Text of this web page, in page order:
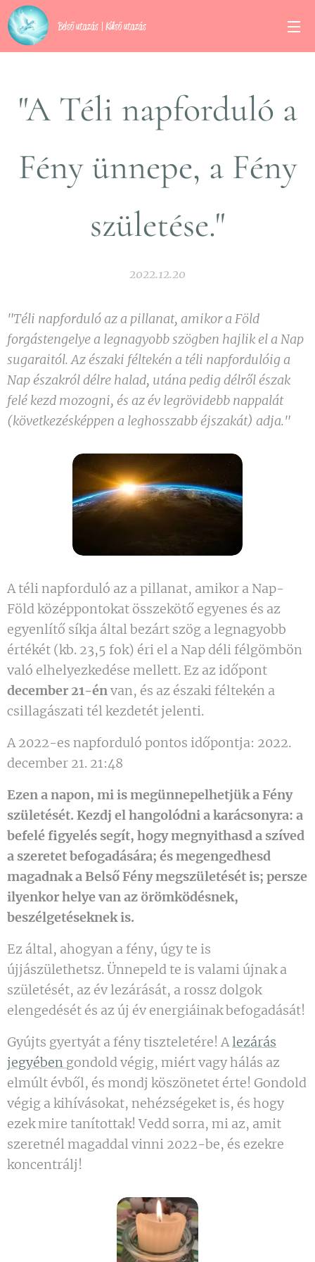
Belső utazás | Külső utazás
"A Téli napforduló a
Fény ünnepe, a Fény
születése."
2022.12.20
"Téli napforduló az a pillanat, amikor a Föld
forgástengelye a legnagyobb szögben hajlik el a Nap
sugaraitól. Az északi féltekén a téli napfordulóig a
Nap északról délre halad, utána pedig délről észak
felé kezd mozogni, és az év legrövidebb nappalát
(következésképpen a leghosszabb éjszakát) adja."
A téli napforduló az a pillanat, amikor a Nap-
Föld középpontokat összekötő egyenes és az
egyenlítő síkja által bezárt szög a legnagyobb
értékét (kb. 23,5 fok) éri el a Nap déli félgömbön
való elhelyezkedése mellett. Ez az időpont
december 21-én van, és az északi féltekén a
csillagászati tél kezdetét jelenti.
A 2022-es napforduló pontos időpontja: 2022.
december 21. 21:48
Ezen a napon, mi is megünnepelhetjük a Fény
születését. Kezdj el hangolódni a karácsonyra: a
befelé figyelés segít, hogy megnyithasd a szíved
a szeretet befogadására; és megengedhesd
magadnak a Belső Fény megszületését is; persze
ilyenkor helye van az örömködésnek,
beszélgetéseknek is.
Ez által, ahogyan a fény, úgy te is
újjászülethetsz. Ünnepeld te is valami újnak a
születését, az év lezárását, a rossz dolgok
elengedését és az új év energiáinak befogadását!
Gyújts gyertyát a fény tiszteletére! A lezárás
jegyében gondold végig, miért vagy hálás az
elmúlt évből, és mondj köszönetet érte! Gondold
végig a kihívásokat, nehézségeket is, és hogy
ezek mire tanítottak! Vedd sorra, mi az, amit
szeretnél magaddal vinni 2022-be, és ezekre
koncentrálj!